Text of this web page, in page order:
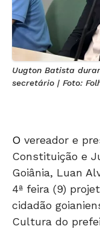
Uugton Batista
secretário | Foto:
O vereador e
Constituição e
Goiânia, Luan
4ª feira (9)
cidadão
Cultura do